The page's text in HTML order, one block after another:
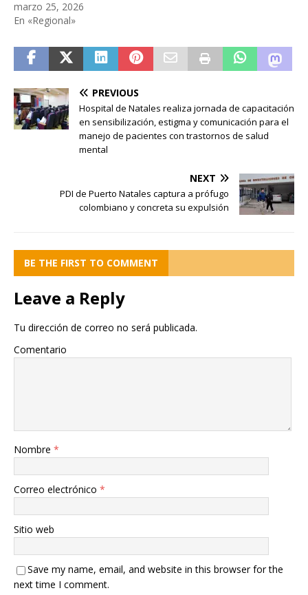
marzo 25, 2026
En «Regional»
PREVIOUS
Hospital de Natales realiza jornada de capacitación
en sensibilización, estigma y comunicación para el
manejo de pacientes con trastornos de salud
mental
NEXT
PDI de Puerto Natales captura a prófugo
colombiano y concreta su expulsión
BE THE FIRST TO COMMENT
Leave a Reply
Tu dirección de correo no será publicada.
Comentario
Nombre *
Correo electrónico *
Sitio web
Save my name, email, and website in this browser for the
next time I comment.